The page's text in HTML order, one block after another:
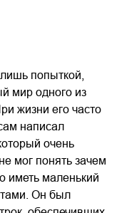
попыткой,
мир одного из
жизни его часто
написал
очень
мог понять зачем
иметь маленький
Он был